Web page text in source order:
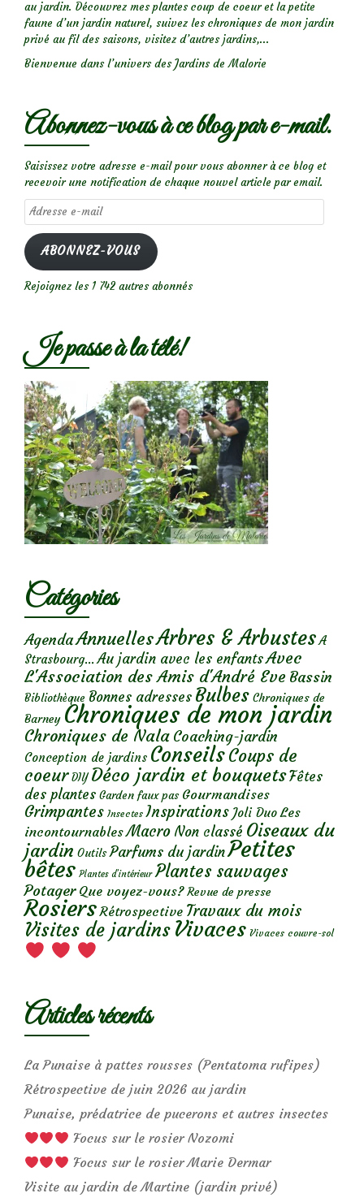
au jardin. Découvrez mes plantes coup de coeur et la petite
faune d’un jardin naturel, suivez les chroniques de mon jardin
privé au fil des saisons, visitez d’autres jardins,...
Bienvenue dans l’univers des Jardins de Malorie
Abonnez-vous à ce blog par e-mail.
Saisissez votre adresse e-mail pour vous abonner à ce blog et
recevoir une notification de chaque nouvel article par email.
Adresse
e-
mail
ABONNEZ-VOUS
Rejoignez les 1 742 autres abonnés
Je passe à la télé!
Catégories
AgendaAnnuellesArbres & Arbustes A
Strasbourg... Au jardin avec les enfantsAvec
L'Association des Amis d'André Eve Bassin
Bibliothèque Bonnes adresses Bulbes Chroniques de
Barney Chroniques de mon jardin
Chroniques de Nala Coaching-jardin
Conception de jardins ConseilsCoups de
coeur DIY Déco jardin et bouquetsFêtes
des plantes Garden faux pas Gourmandises
Grimpantes Insectes Inspirations Joli Duo Les
incontournables Macro Non classé Oiseaux du
jardin Outils Parfums du jardinPetites
bêtes Plantes d’intérieur Plantes sauvages
Potager Que voyez-vous? Revue de presse
Rosiers Rétrospective Travaux du mois
Visites de jardins Vivaces Vivaces couvre-sol
Articles récents
La Punaise à pattes rousses (Pentatoma rufipes)
Rétrospective de juin 2026 au jardin
Punaise, prédatrice de pucerons et autres insectes
Focus sur le rosier Nozomi
Focus sur le rosier Marie Dermar
Visite au jardin de Martine (jardin privé)